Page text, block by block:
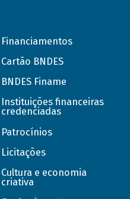
Financiamentos
Cartão BNDES
BNDES Finame
Instituições financeiras
credenciadas
Patrocínios
Licitações
Cultura e economia
criativa